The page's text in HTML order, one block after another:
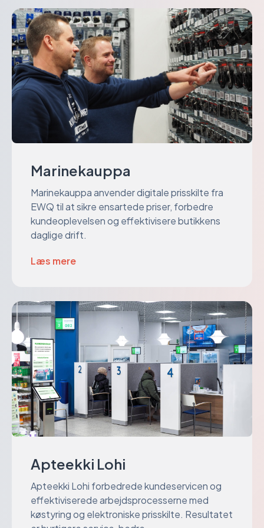
langt ud i fremtiden
Marinekauppa
Marinekauppa anvender digitale prisskilte fra
EWQ til at sikre ensartede priser, forbedre
kundeoplevelsen og effektivisere butikkens
daglige drift.
Læs mere
Apteekki Lohi
Apteekki Lohi forbedrede kundeservicen og
effektiviserede arbejdsprocesserne med
køstyring og elektroniske prisskilte. Resultatet